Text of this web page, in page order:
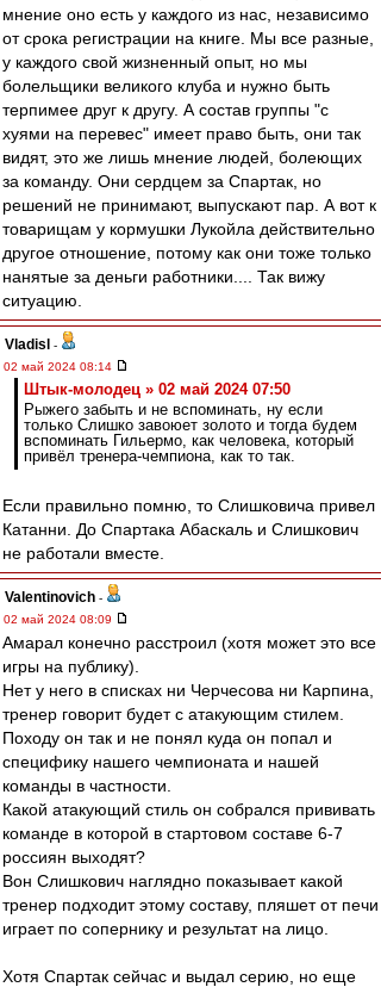
мнение оно есть у каждого из нас, независимо
от срока регистрации на книге. Мы все разные,
у каждого свой жизненный опыт, но мы
болельщики великого клуба и нужно быть
терпимее друг к другу. А состав группы "с
хуями на перевес" имеет право быть, они так
видят, это же лишь мнение людей, болеющих
за команду. Они сердцем за Спартак, но
решений не принимают, выпускают пар. А вот к
товарищам у кормушки Лукойла действительно
другое отношение, потому как они тоже только
нанятые за деньги работники.... Так вижу
ситуацию.
Vladisl
-
02 май 2024 08:14
Штык-молодец » 02 май 2024 07:50
Рыжего забыть и не вспоминать, ну если
только Слишко завоюет золото и тогда будем
вспоминать Гильермо, как человека, который
привёл тренера-чемпиона, как то так.
Если правильно помню, то Слишковича привел
Катанни. До Спартака Абаскаль и Слишкович
не работали вместе.
Valentinovich -
02 май 2024 08:09
Амарал конечно расстроил (хотя может это все
игры на публику).
Нет у него в списках ни Черчесова ни Карпина,
тренер говорит будет с атакующим стилем.
Походу он так и не понял куда он попал и
специфику нашего чемпионата и нашей
команды в частности.
Какой атакующий стиль он собрался прививать
команде в которой в стартовом составе 6-7
россиян выходят?
Вон Слишкович наглядно показывает какой
тренер подходит этому составу, пляшет от печи
играет по сопернику и результат на лицо.
Хотя Спартак сейчас и выдал серию, но еще